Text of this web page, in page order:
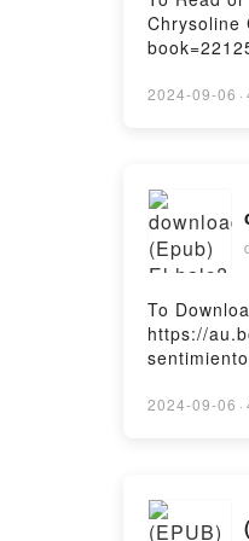
Chrysoline
l’histoire
You ready
2024-09-06 ·
To
https://
cuatro
2024-09-06 ·